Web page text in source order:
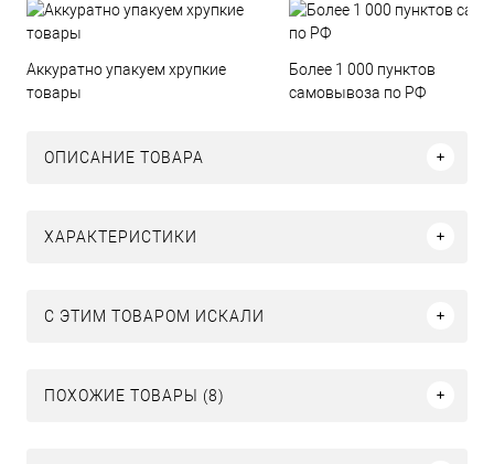
Аккуратно упакуем хрупкие
товары
Более 1 000 пунктов
самовывоза по РФ
ОПИСАНИЕ ТОВАРА
ХАРАКТЕРИСТИКИ
C ЭТИМ ТОВАРОМ ИСКАЛИ
ПОХОЖИЕ ТОВАРЫ (8)